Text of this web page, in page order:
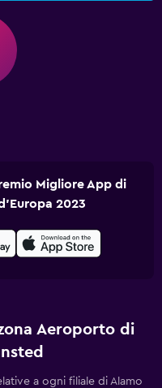
Migliore App di
2023
Aeroporto di
a ogni filiale di Alamo